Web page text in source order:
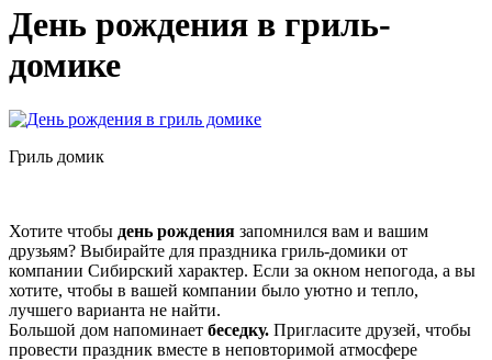
День рождения в гриль-
домике
Гриль домик
Хотите чтобы день рождения запомнился вам и вашим
друзьям? Выбирайте для праздника гриль-домики от
компании Сибирский характер. Если за окном непогода, а вы
хотите, чтобы в вашей компании было уютно и тепло,
лучшего варианта не найти.
Большой дом напоминает беседку. Пригласите друзей, чтобы
провести праздник вместе в неповторимой атмосфере